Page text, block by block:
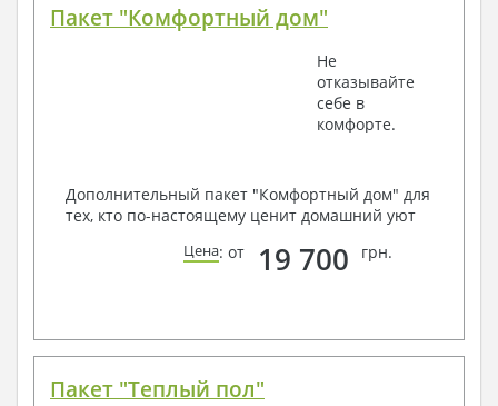
Пакет "Комфортный дом"
Не
отказывайте
себе в
комфорте.
Дополнительный пакет "Комфортный дом" для
тех, кто по-настоящему ценит домашний уют
Цена: от 19 700 грн.
Пакет "Теплый пол"